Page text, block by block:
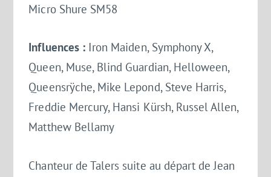
Micro Shure SM58
Influences : Iron Maiden, Symphony X,
Queen, Muse, Blind Guardian, Helloween,
Queensrÿche, Mike Lepond, Steve Harris,
Freddie Mercury, Hansi Kürsh, Russel Allen,
Matthew Bellamy
Chanteur de Talers suite au départ de Jean